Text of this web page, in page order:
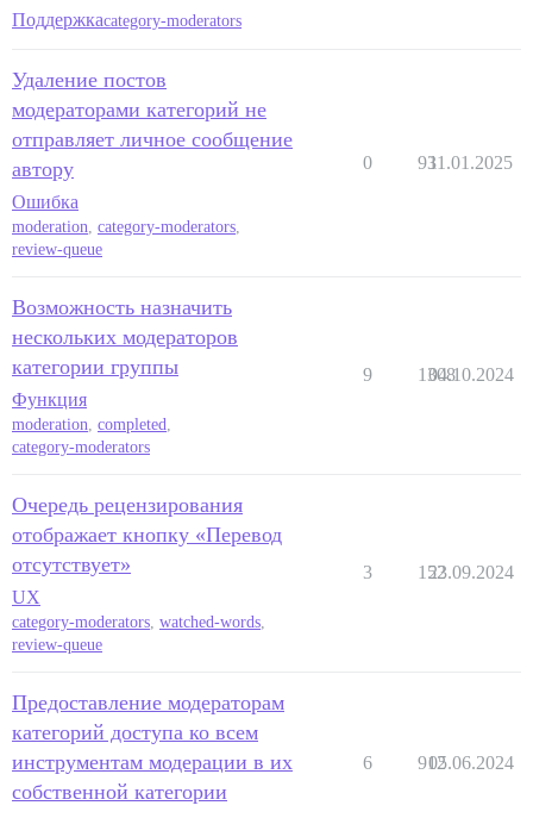
Поддержкаcategory-moderators
Удаление постов
модераторами категорий не
отправляет личное сообщение
автору
Ошибка
moderation, category-moderators,
review-queue
0 9311.01.2025
Возможность назначить
нескольких модераторов
категории группы
Функция
moderation, completed,
category-moderators
9 1308
04.10.2024
Очередь рецензирования
отображает кнопку «Перевод
отсутствует»
UX
category-moderators, watched-words,
review-queue
3 152
23.09.2024
Предоставление модераторам
категорий доступа ко всем
инструментам модерации в их
собственной категории
6 912
05.06.2024